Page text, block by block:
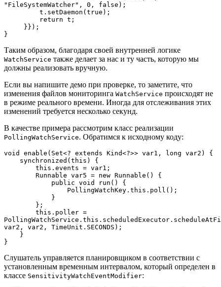
"FileSystemWatcher", 0, false);
         t.setDaemon(true);
         return t;
     }});
}
Таким образом, благодаря своей внутренней логике
WatchService также делает за нас и ту часть, которую мы
должны реализовать вручную.
Если вы напишите демо при проверке, то заметите, что
изменения файлов мониторинга WatchService происходят не
в режиме реального времени. Иногда для отслеживания этих
изменений требуется несколько секунд.
В качестве примера рассмотрим класс реализации
PollingWatchService. Обратимся к исходному коду:
void enable(Set<? extends Kind<?>> var1, long var2) {
    synchronized(this) {
        this.events = var1;
        Runnable var5 = new Runnable() {
            public void run() {
                PollingWatchKey.this.poll();
            }
        };
var2, var2, TimeUnit.SECONDS);
    }
}
Слушатель управляется планировщиком в соответствии с
установленным временным интервалом, который определен в
классе SensitivityWatchEventModifier: